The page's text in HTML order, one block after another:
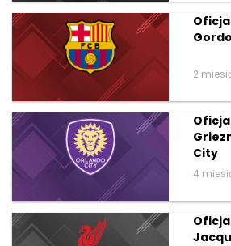
2
City
4